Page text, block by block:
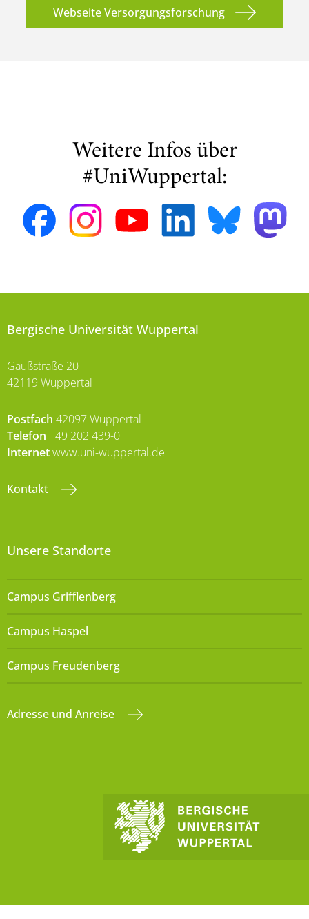
Webseite Versorgungsforschung
Weitere Infos über
#UniWuppertal:
Bergische Universität Wuppertal
Gaußstraße 20
42119 Wuppertal
Postfach 42097 Wuppertal
Telefon +49 202 439-0
Internetwww.uni-wuppertal.de
Kontakt
Unsere Standorte
Campus Grifflenberg
Campus Haspel
Campus Freudenberg
Adresse und Anreise